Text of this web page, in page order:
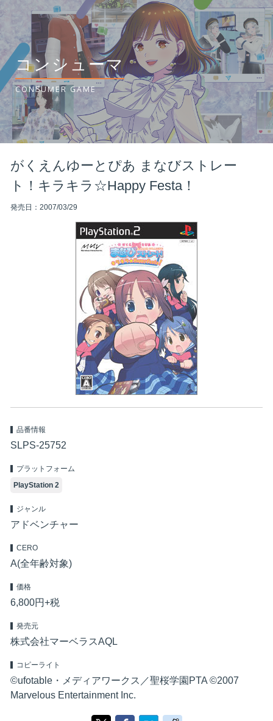
コンシューマ
CONSUMER GAME
がくえんゆーとぴあ まなびストレー
ト！キラキラ☆Happy Festa！
発売日：2007/03/29
品番情報
SLPS-25752
プラットフォーム
PlayStation 2
ジャンル
アドベンチャー
CERO
A(全年齢対象)
価格
6,800円+税
発売元
株式会社マーベラスAQL
コピーライト
©ufotable・メディアワークス／聖桜学園PTA ©2007
Marvelous Entertainment Inc.